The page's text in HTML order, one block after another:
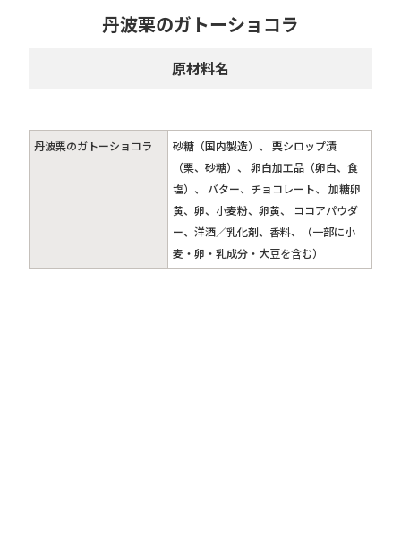
丹波栗のガトーショコラ
原材料名
丹波栗のガトーショコラ
砂糖（国内製造）、 栗シロップ漬
（栗、砂糖）、 卵白加工品（卵白、食
塩）、 バター、チョコレート、 加糖卵
黄、卵、小麦粉、卵黄、 ココアパウダ
ー、洋酒／乳化剤、香料、（一部に小
麦・卵・乳成分・大豆を含む）